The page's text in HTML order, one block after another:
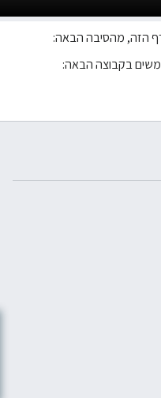
הזה, מהסיבה הבאה:
בקבוצה הבאה: